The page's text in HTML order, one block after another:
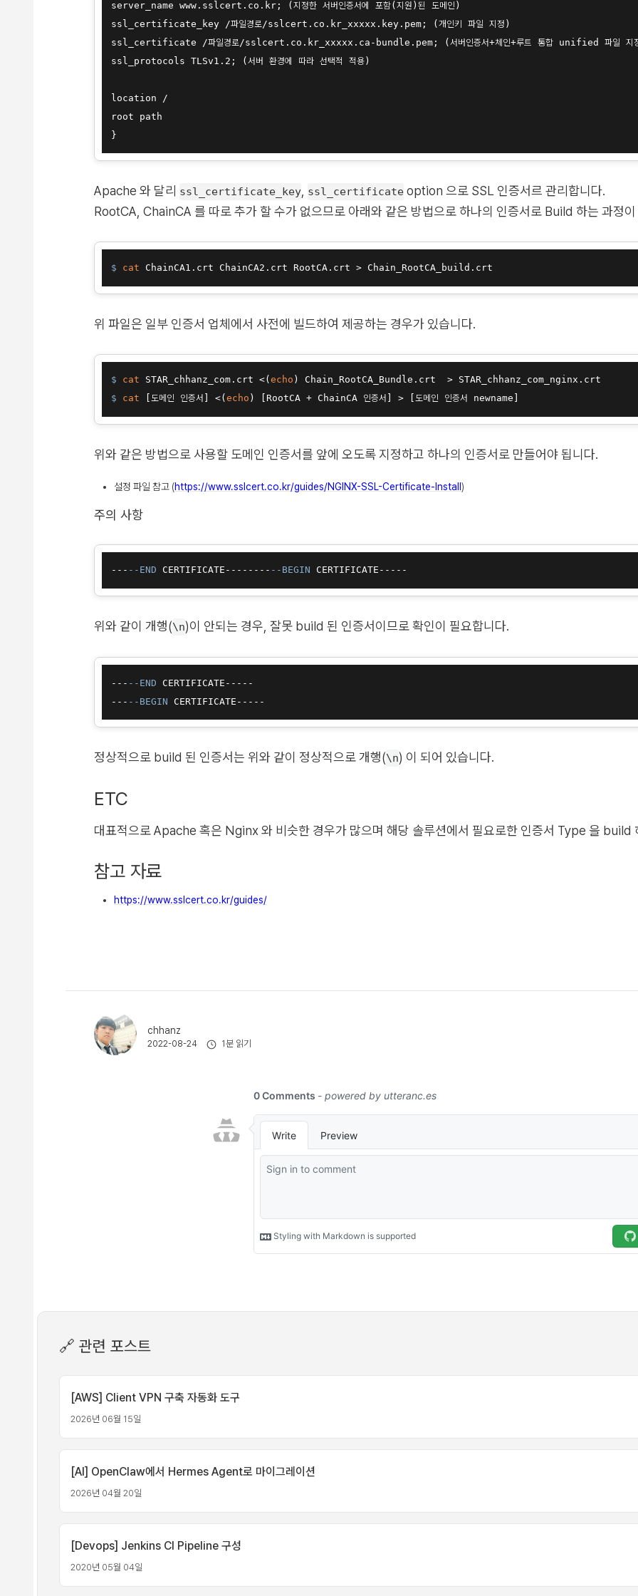
server_name www.sslcert.co.kr; (지정한 서버인증서에 포함(지원)된 도메인)
ssl_certificate_key /파일경로/sslcert.co.kr_xxxxx.key.pem; (개인키 파일 지정)
ssl_certificate /파일경로/sslcert.co.kr_xxxxx.ca-bundle.pem; (서버인증서+체인+루트 통합 unified 파일 지
ssl_protocols TLSv1.2; (서버 환경에 따라 선택적 적용)
location /
root path
Apache 와 달리 ssl_certificate_key, ssl_certificate option 으로 SSL 인증서르 관리합니다.
RootCA, ChainCA 를 따로 추가 할 수가 없으므로 아래와 같은 방법으로 하나의 인증서로 Build 하는 과정
$ cat ChainCA1.crt ChainCA2.crt RootCA.crt > Chain_RootCA_build.crt
위 파일은 일부 인증서 업체에서 사전에 빌드하여 제공하는 경우가 있습니다.
$ cat STAR_chhanz_com.crt <( echo ) Chain_RootCA_Bundle.crt  > STAR_chhanz_com_nginx.crt
$ cat [도메인 인증서] <( echo ) [RootCA + ChainCA 인증서] > [도메인 인증서 newname]
위와 같은 방법으로 사용할 도메인 인증서를 앞에 오도록 지정하고 하나의 인증서로 만들어야 됩니다.
설정 파일 참고 (https://www.sslcert.co.kr/guides/NGINX-SSL-Certificate-Install )
주의 사항
--- --END CERTIFICATE-------- --BEGIN
위와 같이 개행(\n)이 안되는 경우, 잘못 build 된 인증서이므로 확인이 필요합니다.
--- --END CERTIFICATE-----
--- --BEGIN
정상적으로 build 된 인증서는 위와 같이 정상적으로 개행(\n) 이 되어 있습니다.
ETC
대표적으로 Apache 혹은 Nginx 와 비슷한 경우가 많으며 해당 솔루션에서 필요로한 인증서 Type 을 build
참고 자료
https://www.sslcert.co.kr/guides/
chhanz
2022-08-24 1분 읽기
🔗 관련 포스트
[AWS] Client VPN 구축 자동화 도구
2026년 06월 15일
[AI] OpenClaw에서 Hermes Agent로 마이그레이션
2026년 04월 20일
[Devops] Jenkins CI Pipeline 구성
2020년 05월 04일